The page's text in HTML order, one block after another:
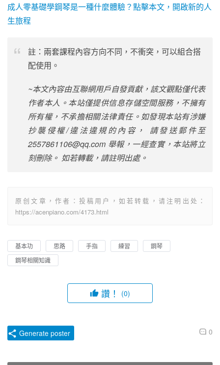
成人零基礎學鋼琴是一種什麼體驗？點擊本文，開啟新的人
生旅程
註：兩套課程內容方向不同，不衝突，可以組合搭
配使用。
~本文內容由互聯網用戶自發貢獻，該文觀點僅代表
作者本人。本站僅提供信息存儲空間服務，不擁有
所有權，不承擔相關法律責任。如發現本站有涉嫌
抄襲侵權/違法違規的內容， 請發送郵件至
2557861106@qq.com 舉報，一經查實，本站將立
刻刪除。 如若轉載，請註明出處。
原创文章，作者：投稿用户，如若转载，请注明出处：
https://acenpiano.com/4173.html
基本功 思路 手指 練習
鋼琴
鋼琴相關知識
讚！ (0)
0
Generate poster